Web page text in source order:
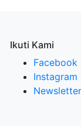
Ikuti Kami
Facebook
Instagram
Newsletter